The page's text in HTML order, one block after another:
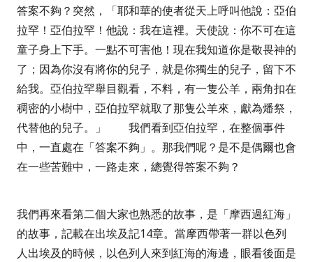
答案不夠？突然，
「耶和華的使者從天上呼叫他說：亞伯
拉罕！亞伯拉罕！他說：我在這裡。天使說：你不可在這
童子身上下手。一點不可害他！ 現在我知道你是敬畏神的
了；因為你沒有將你的兒子，就是你獨生的兒子，留下不
給我。 亞伯拉罕舉目觀看，不料，有一隻公羊，兩角扣在
稠密的小樹中，亞伯拉罕就取了那隻公羊來，獻為燔祭，
代替他的兒子。
」 我們看到亞伯拉罕，在整個事件
中，一直處在「答案不夠」。那我們呢？是不是偶爾也會
在一些苦難中，一路走來，總覺得答案不夠？
我們再來看第二個大家也熟悉的故事，是「摩西過紅海」
的故事，記載在出埃及記14章。當摩西帶著一群以色列
人出埃及的時候， 以色列人來到紅海的海邊，眼看後面是